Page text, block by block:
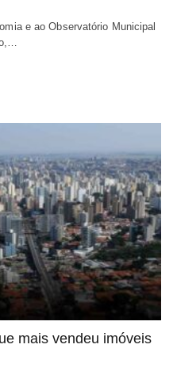
e ao Observatório Municipal
mais vendeu imóveis